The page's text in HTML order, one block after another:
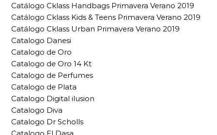
Catálogo Cklass Handbags Primavera Verano 2019
Catálogo Cklass Kids & Teens Primavera Verano 2019
Catálogo Cklass Urban Primavera Verano 2019
Catalogo Danesi
Catalogo de Oro
Catalogo de Oro 14 Kt
Catalogo de Perfumes
Catalogo de Plata
Catalogo Digital ilusion
Catalogo Diva
Catalogo Dr Scholls